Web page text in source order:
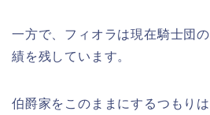
一方で、フィオラは現在騎士団
績を残しています。
伯爵家をこのままにするつもり